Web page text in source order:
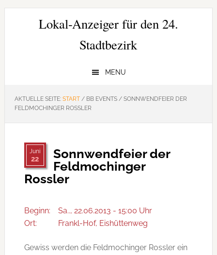
Zur
Hauptnavigation
Zum
Zur
SeitenspalteLokal-Anzeiger für den 24.
Stadtbezirk
MENU
AKTUELLE SEITE: START /BB EVENTS /SONNWENDFEIER DER
FELDMOCHINGER ROSSLER
Juni
22
Sonnwendfeier der
Feldmochinger
Rossler
Beginn:
Sa.., 22.06.2013 - 15:00 Uhr
Ort:
Frankl-Hof, Eishüttenweg
Gewiss werden die Feldmochinger Rossler ein